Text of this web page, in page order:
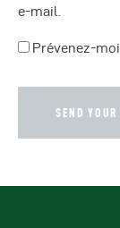
e-mail.
Prévenez-